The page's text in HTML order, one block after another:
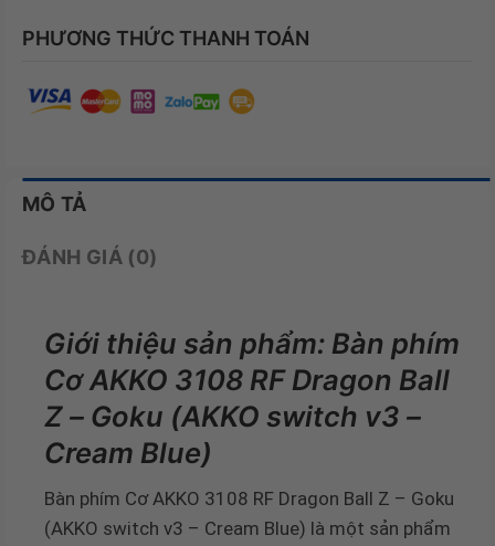
PHƯƠNG THỨC THANH TOÁN
MÔ TẢ
ĐÁNH GIÁ (0)
Giới thiệu sản phẩm: Bàn phím
Cơ AKKO 3108 RF Dragon Ball
Z – Goku (AKKO switch v3 –
Cream Blue)
Bàn phím Cơ AKKO 3108 RF Dragon Ball Z – Goku
(AKKO switch v3 – Cream Blue) là một sản phẩm